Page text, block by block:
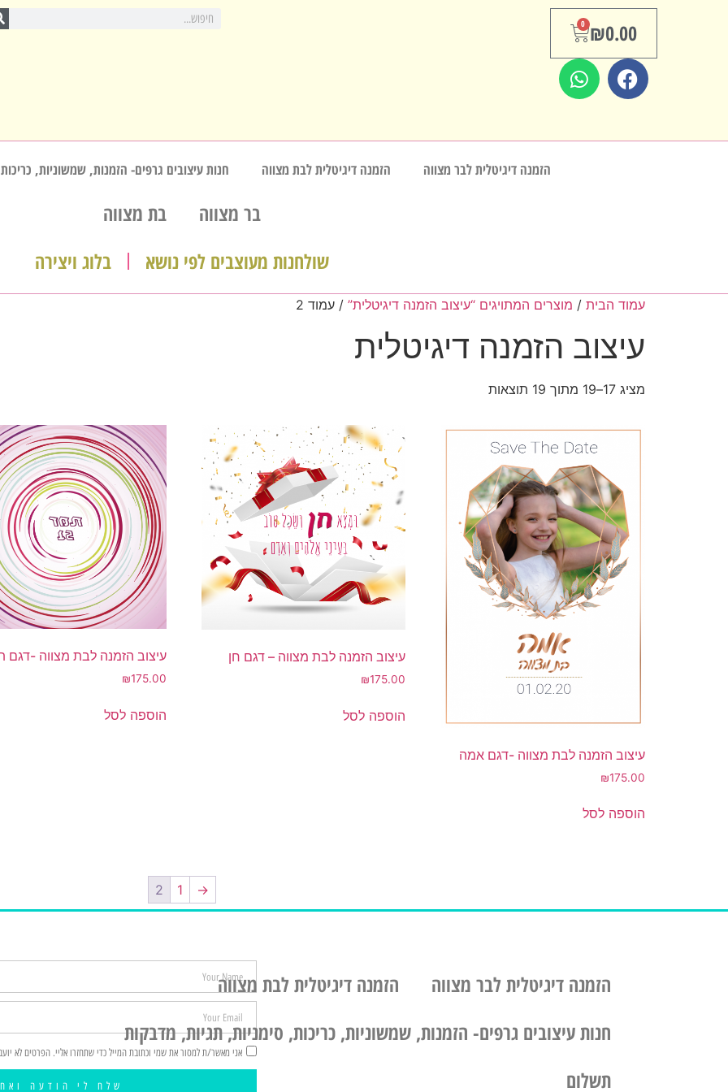
₪0.00
0
הזמנה דיגיטלית לבר מצווה הזמנה דיגיטלית לבת מצווה חנות עיצובים גרפים- הזמנות, שמשוניות,
בר מצווה
בת מצווה
שולחנות מעוצבים לפי נושא
בלוג ויצירה
עמוד הבית / מוצרים המתויגים “עיצוב הזמנה דיגיטלית” / עמוד 2
עיצוב הזמנה דיגיטלית
מציג 17–19 מתוך 19 תוצאות
עיצוב הזמנה לבת מצווה -דגם אמה
₪175.00
הוספה לסל
עיצוב הזמנה לבת מצווה – דגם חן
₪175.00
הוספה לסל
עיצוב הזמנה לבת מצווה -דגם
₪175.00
הוספה לסל
→
1
2
הזמנה דיגיטלית לבר מצווה
הזמנה דיגיטלית לבת מצווה
חנות עיצובים גרפים- הזמנות, שמשוניות, כריכות, סימניות, תגיות, מדבקות
תשלום
אני מאשר/ת למסור את שמי וכתובת המייל כדי שתחזרו אליי. הפרטים לא
שלח לי הודעה